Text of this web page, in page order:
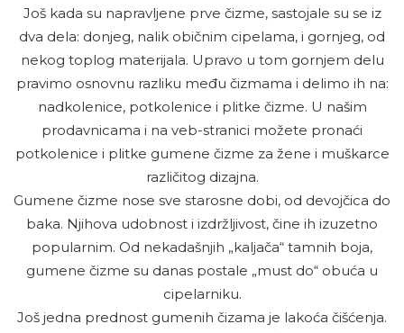
Još kada su napravljene prve čizme, sastojale su se iz
dva dela: donjeg, nalik običnim cipelama, i gornjeg, od
nekog toplog materijala. Upravo u tom gornjem delu
pravimo osnovnu razliku među čizmama i delimo ih na:
nadkolenice, potkolenice i plitke čizme. U našim
prodavnicama i na veb-stranici možete pronaći
potkolenice i plitke gumene čizme za žene i muškarce
različitog dizajna.
Gumene čizme nose sve starosne dobi, od devojčica do
baka. Njihova udobnost i izdržljivost, čine ih izuzetno
popularnim. Od nekadašnjih „kaljača“ tamnih boja,
gumene čizme su danas postale „must do“ obuća u
cipelarniku.
Još jedna prednost gumenih čizama je lakoća čišćenja.